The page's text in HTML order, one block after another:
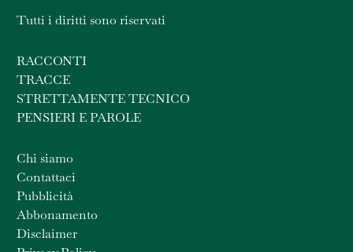
Tutti i diritti sono riservati
RACCONTI
TRACCE
STRETTAMENTE TECNICO
PENSIERI E PAROLE
Chi siamo
Contattaci
Pubblicità
Abbonamento
Disclaimer